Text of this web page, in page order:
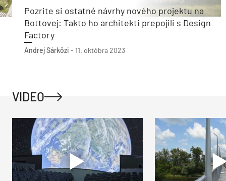
Pozrite si ostatné návrhy nového projektu na
Bottovej: Takto ho architekti prepojili s Design
Factory
Andrej Sárközi - 11. októbra 2023
VIDEO